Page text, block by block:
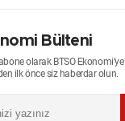
Bülteni
olarak BTSO Ekonomi’ye
ilk önce siz haberdar olun.